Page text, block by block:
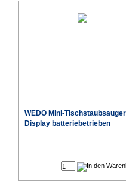
WEDO Mini-
Display batteriebetrieben